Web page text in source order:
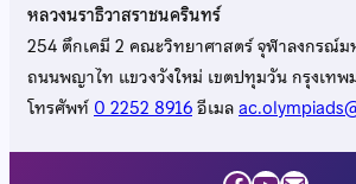
หลวงนราธิวาสราชนครินทร์
254 ตึกเคมี 2 คณะวิทยาศาสตร์ จุฬาลงกรณ์ม
ถนนพญาไท แขวงวังใหม่ เขตปทุมวัน กรุงเท
โทรศัพท์0 2252 8916อีเมล